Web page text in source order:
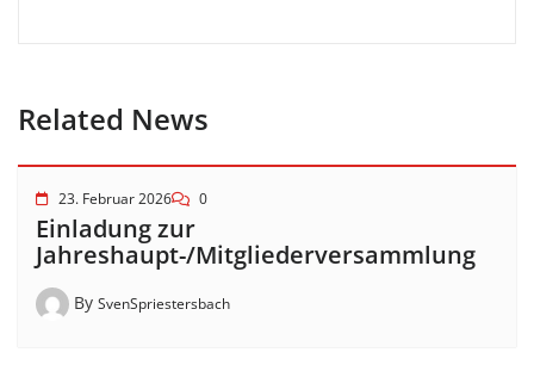
Related News
23. Februar 2026 0
Einladung zur
Jahreshaupt-/Mitgliederversammlung
By SvenSpriestersbach